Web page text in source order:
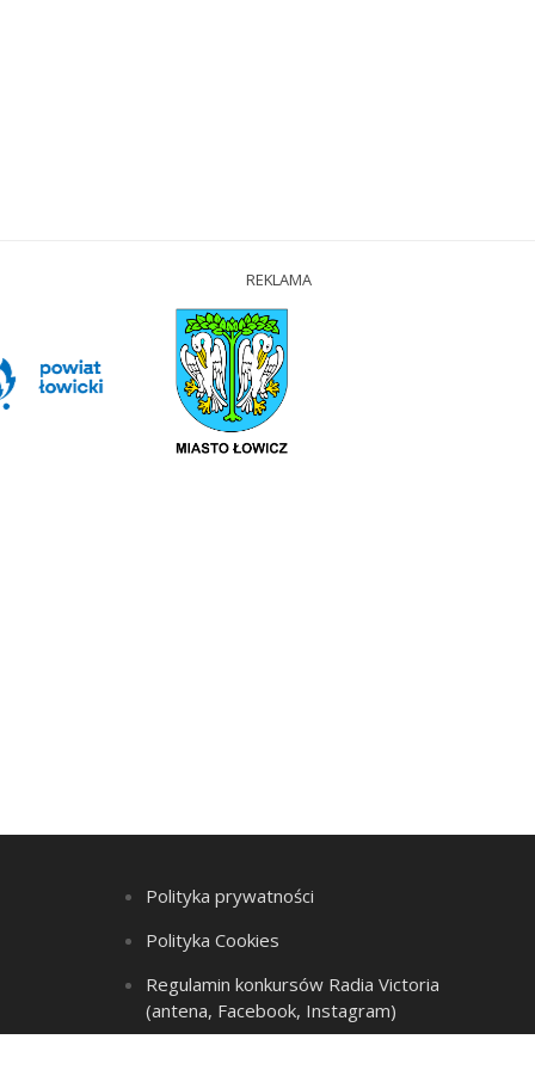
REKLAMA
Polityka prywatności
Polityka Cookies
Regulamin konkursów Radia Victoria
(antena, Facebook, Instagram)